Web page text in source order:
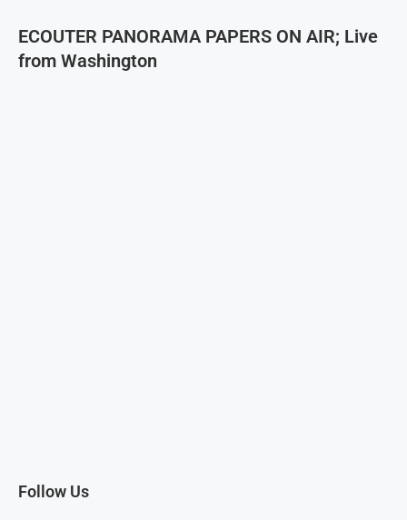
ECOUTER PANORAMA PAPERS ON AIR; Live
from Washington
Follow Us